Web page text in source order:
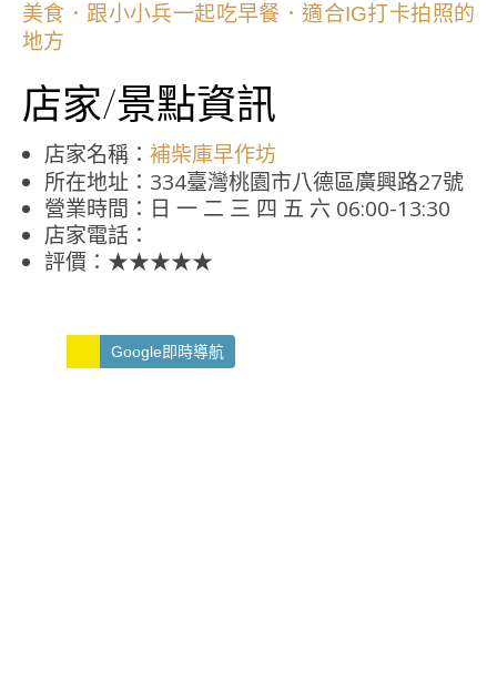
美食．跟小小兵一起吃早餐．適合IG打卡拍照的
地方
店家/景點資訊
店家名稱： 補柴庫早作坊
所在地址：334臺灣桃園市八德區廣興路27號
營業時間：日 一 二 三 四 五 六 06:00-13:30
店家電話：
評價：★★★★★
Google即時導航